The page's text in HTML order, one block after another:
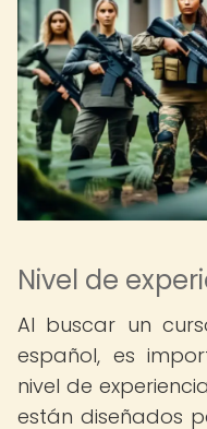
Nivel de
Al buscar un
español, es
nivel de
están diseñados